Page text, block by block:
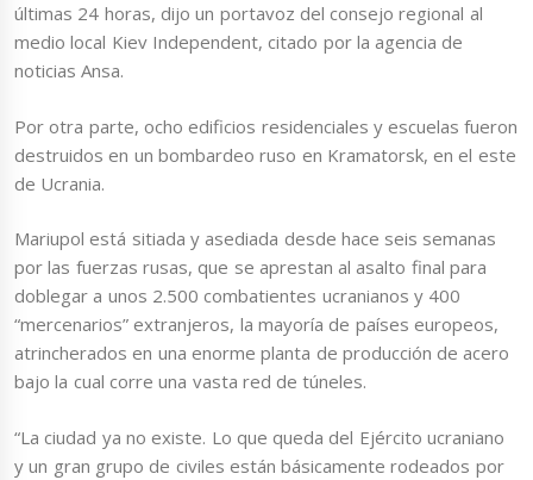
últimas 24 horas, dijo un portavoz del consejo regional al
medio local Kiev Independent, citado por la agencia de
noticias Ansa.
Por otra parte, ocho edificios residenciales y escuelas fueron
destruidos en un bombardeo ruso en Kramatorsk, en el este
de Ucrania.
Mariupol está sitiada y asediada desde hace seis semanas
por las fuerzas rusas, que se aprestan al asalto final para
doblegar a unos 2.500 combatientes ucranianos y 400
“mercenarios” extranjeros, la mayoría de países europeos,
atrincherados en una enorme planta de producción de acero
bajo la cual corre una vasta red de túneles.
“La ciudad ya no existe. Lo que queda del Ejército ucraniano
y un gran grupo de civiles están básicamente rodeados por